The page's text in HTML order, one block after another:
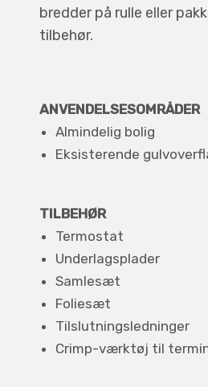
bredder på rulle eller
tilbehør.
ANVENDELSESOMRÅDER
Almindelig bolig
Eksisterende
TILBEHØR
Termostat
Underlagsplader
Samlesæt
Foliesæt
Tilslutningsledninger
Crimp-værktøj til